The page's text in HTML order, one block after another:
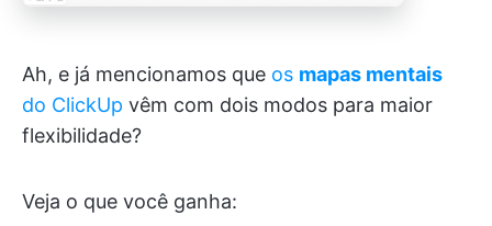
Ah, e já mencionamos que os mapas mentais
do ClickUp vêm com dois modos para maior
flexibilidade?
Veja o que você ganha: